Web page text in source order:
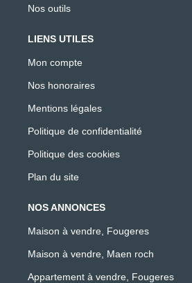
Nos outils
LIENS UTILES
Mon compte
Nos honoraires
Mentions légales
Politique de confidentialité
Politique des cookies
Plan du site
NOS ANNONCES
Maison à vendre, Fougeres
Maison à vendre, Maen roch
Appartement à vendre, Fougeres